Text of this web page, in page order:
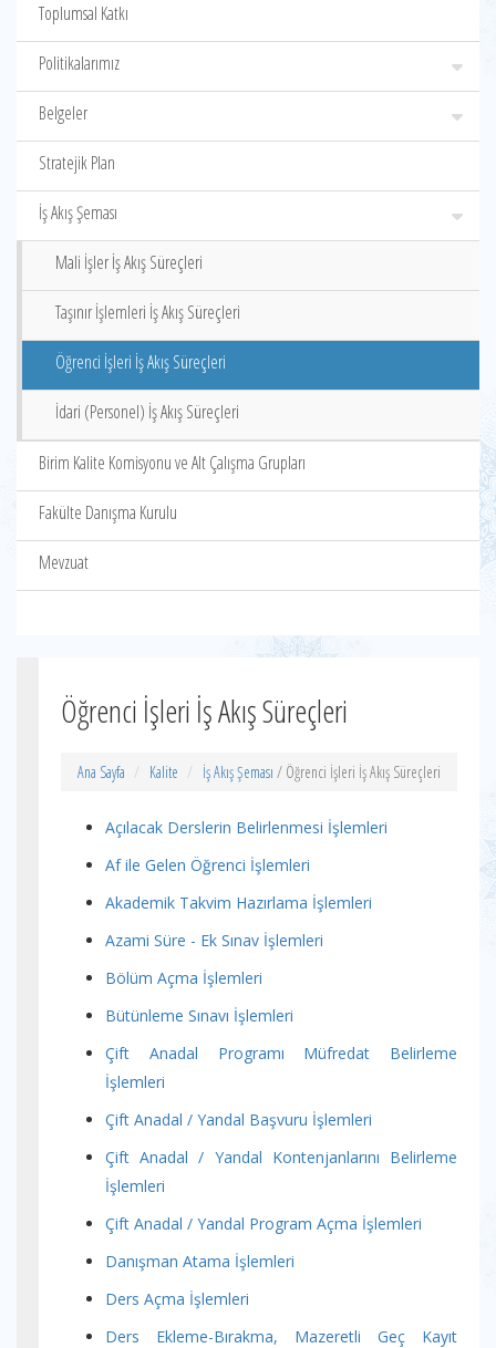
Toplumsal Katkı
Politikalarımız
Belgeler
Stratejik Plan
İş Akış Şeması
Mali İşler İş Akış Süreçleri
Taşınır İşlemleri İş Akış Süreçleri
Öğrenci İşleri İş Akış Süreçleri
İdari (Personel) İş Akış Süreçleri
Birim Kalite Komisyonu ve Alt Çalışma Grupları
Fakülte Danışma Kurulu
Mevzuat
Öğrenci İşleri İş Akış Süreçleri
Ana Sayfa Kalite İş Akış Şeması / Öğrenci İşleri İş Akış Süreçleri
Açılacak Derslerin Belirlenmesi İşlemleri
Af ile Gelen Öğrenci İşlemleri
Akademik Takvim Hazırlama İşlemleri
Azami Süre - Ek Sınav İşlemleri
Bölüm Açma İşlemleri
Bütünleme Sınavı İşlemleri
Çift Anadal Programı Müfredat Belirleme
İşlemleri
Çift Anadal / Yandal Başvuru İşlemleri
Çift Anadal / Yandal Kontenjanlarını Belirleme
İşlemleri
Çift Anadal / Yandal Program Açma İşlemleri
Danışman Atama İşlemleri
Ders Açma İşlemleri
Ders Ekleme-Bırakma, Mazeretli Geç Kayıt